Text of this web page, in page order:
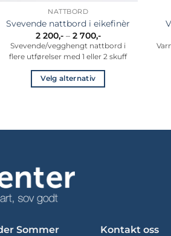
NATTBORD
Svevende nattbord i eikefinèr
2 200,- – 2 700,-Prisområde:
2
200,-
til
2
Svevende/vegghengt nattbord i
flere utførelser med 1 eller 2 skuff
Velg alternativ
kan
velges
Sommer Kontakt oss